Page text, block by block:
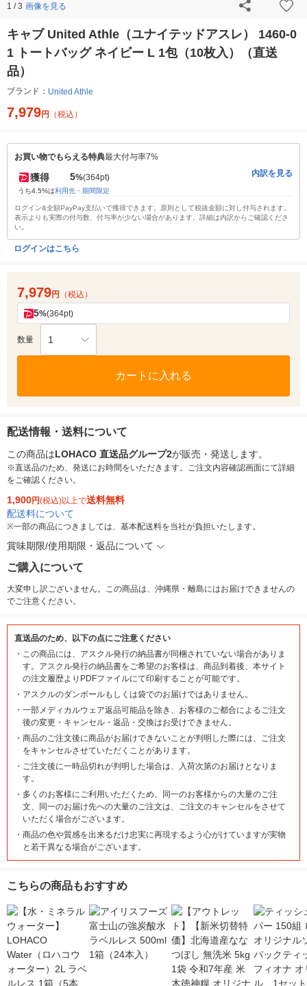
1 / 3 画像を見る
キャブ United Athle（ユナイテッドアスレ） 1460-0
1 トートバッグ ネイビー L 1包（10枚入）（直送
品）
ブランド： United Athle
7,979円 （税込）
お買い物でもらえる特典最大付与率7%
獲得 5%(364pt)
うち4.5%は利用先・期間限定
内訳を見る
ログイン&全額PayPay支払いで獲得できます。原則として税抜金額に対し付与されます。
表示よりも実際の付与数、付与率が少ない場合があります。詳細は内訳からご確認くださ
い。
ログインはこちら
7,979円 （税込）
5%(364pt)
数量 1
カートに入れる
配送情報・送料について
この商品はLOHACO 直送品グループ2が販売・発送します。
※直送品のため、発送にお時間をいただきます。ご注文内容確認画面にて詳細
をご確認ください。
1,900円(税込)以上で送料無料
配送料について
※一部の商品につきましては、基本配送料を当社が負担いたします。
賞味期限/使用期限・返品について
ご購入について
大変申し訳ございません。この商品は、沖縄県・離島にはお届けできませんの
でご注意ください。
直送品のため、以下の点にご注意ください
・ この商品には、アスクル発行の納品書が同梱されていない場合がありま
す。アスクル発行の納品書をご希望のお客様は、商品到着後、本サイト
の注文履歴よりPDFファイルにて印刷することが可能です。
・ アスクルのダンボールもしくは袋でのお届けではありません。
・ 一部メディカルウェア返品可能品を除き、お客様のご都合によるご注文
後の変更・キャンセル・返品・交換はお受けできません。
・ 商品のご注文後に商品がお届けできないことが判明した際には、ご注文
をキャンセルさせていただくことがあります。
・ ご注文後に一時品切れが判明した場合は、入荷次第のお届けとなりま
す。
・ 多くのお客様にご利用いただくため、同一のお客様からの大量のご注
文、同一のお届け先への大量のご注文は、ご注文のキャンセルをさせて
いただく場合がございます。
・ 商品の色や質感を出来るだけ忠実に再現するよう心がけていますが実物
と若干異なる場合がございます。
こちらの商品もおすすめ